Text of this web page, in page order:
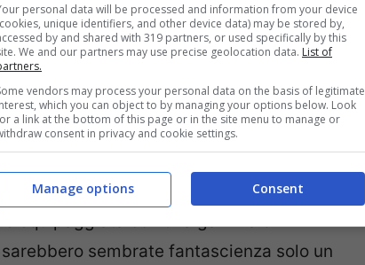
considerare le specificità del
dei nostri automobilisti. Se in
e rettilinei, l’Italia si distingue per una
di curve, gallerie e saliscendi. Questa
attenzione se un cambiamento possa
equipaggiata con una gamma di
sembrate fantascienza solo un
personal data will be processed and information from your device
unique identifiers, and other device data) may be stored by,
by and shared with 319 partners, or used specifically by this
We and our partners may use precise geolocation data. List of
vendors may process your personal data on the basis of legitimate
which you can object to by managing your options below. Look
a link at the bottom of this page or in the site menu to manage or
consent in privacy and cookie settings.
Consent
Manage options